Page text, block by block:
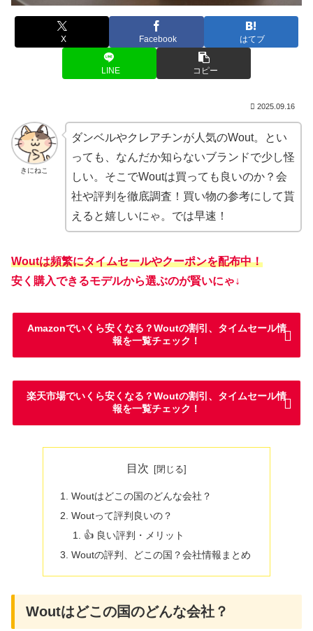
X Facebook はてブ
LINE コピー
2025.09.16
きにねこ
ダンベルやクレアチンが人気のWout。とい
っても、なんだか知らないブランドで少し怪
しい。そこでWoutは買っても良いのか？会
社や評判を徹底調査！買い物の参考にして貰
えると嬉しいにゃ。では早速！
Woutは頻繁にタイムセールやクーポンを配布中！
安く購入できるモデルから選ぶのが賢いにゃ↓
Amazonでいくら安くなる？Woutの割引、タイムセール情
報を一覧チェック！
楽天市場でいくら安くなる？Woutの割引、タイムセール情
報を一覧チェック！
目次
Woutはどこの国のどんな会社？
Woutって評判良いの？
👍 良い評判・メリット
Woutの評判、どこの国？会社情報まとめ
Woutはどこの国のどんな会社？